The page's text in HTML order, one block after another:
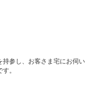
参し、お客さま宅にお伺
。